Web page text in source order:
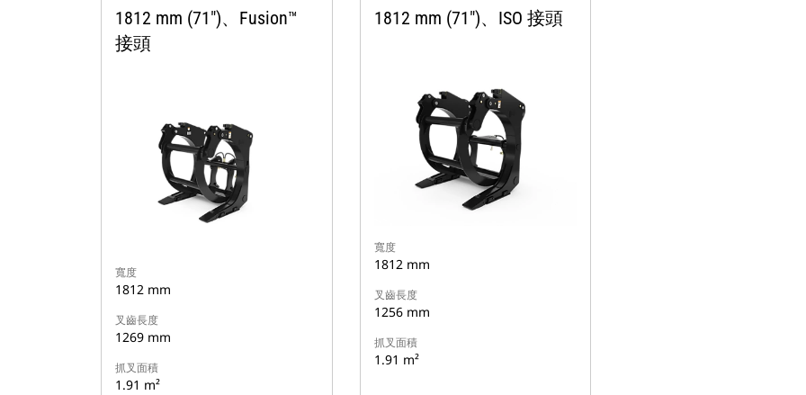
1812 mm (71")、Fusion™
接頭
寬度
1812 mm
叉齒長度
1269 mm
抓叉面積
1.91 m²
1812 mm (71")、ISO 接頭
寬度
1812 mm
叉齒長度
1256 mm
抓叉面積
1.91 m²